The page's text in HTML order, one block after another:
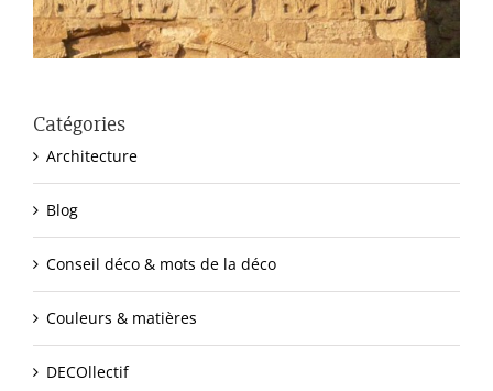
Catégories
Architecture
Blog
Conseil déco & mots de la déco
Couleurs & matières
DECOllectif